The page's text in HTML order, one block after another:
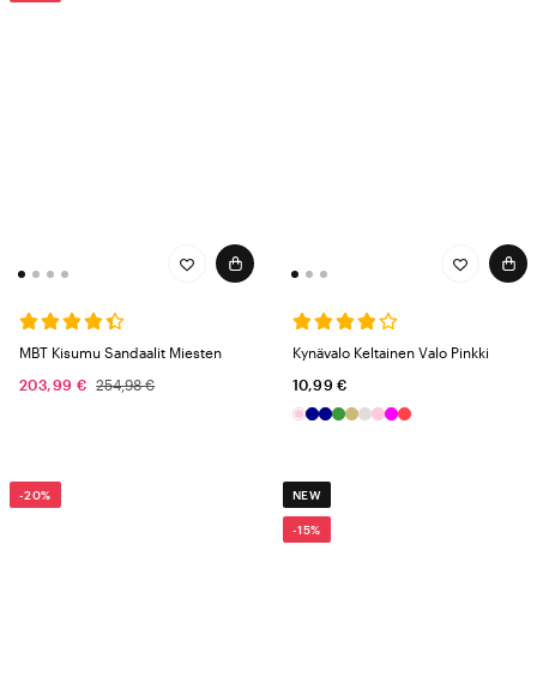
MBT Kisumu Sandaalit Miesten
203,99 € 254,98 €
Kynävalo Keltainen Valo Pinkki
10,99 €
-20% NEW
-15%